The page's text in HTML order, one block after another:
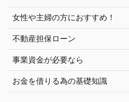
女性や主婦の方におすすめ！
不動産担保ローン
事業資金が必要なら
お金を借りる為の基礎知識